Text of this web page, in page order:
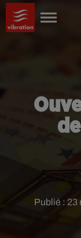
Publié : 23